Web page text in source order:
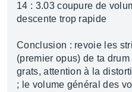
14 : 3.03 coupure de
descente trop rapide
Conclusion : revoie les
(premier opus) de ta
grats, attention à la
; le volume général des